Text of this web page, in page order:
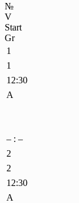
№
V
Start
Gr
1
1
12:30
A
– : –
2
2
12:30
A